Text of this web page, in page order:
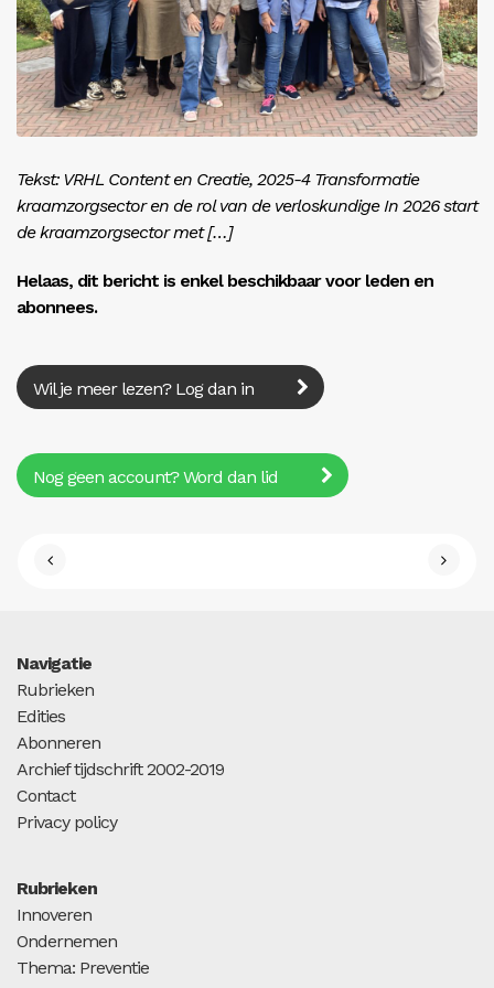
Inloggen
Tekst: VRHL Content en Creatie, 2025-4 Transformatie
kraamzorgsector en de rol van de verloskundige In 2026 start
de kraamzorgsector met […]
Helaas, dit bericht is enkel beschikbaar voor leden en
abonnees.
Wil je meer lezen? Log dan in
Nog geen account? Word dan lid
Navigatie
Rubrieken
Edities
Abonneren
Archief tijdschrift 2002-2019
Contact
Privacy policy
Rubrieken
Innoveren
Ondernemen
Thema: Preventie